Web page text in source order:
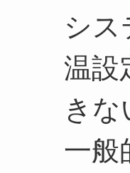
シス
温設
き
一般